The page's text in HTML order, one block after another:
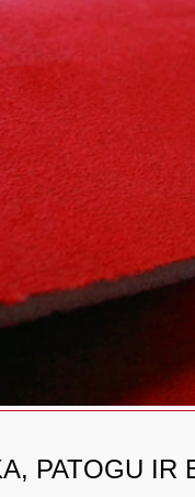
PATOGU IR